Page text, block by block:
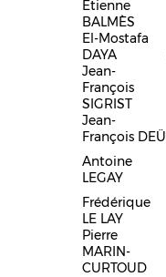
Étienne
BALMÈS
El-Mostafa
DAYA
Jean-
François
SIGRIST
Jean-
François DEÜ
Antoine
LEGAY
Frédérique
LE LAY
Pierre
MARIN-
CURTOUD